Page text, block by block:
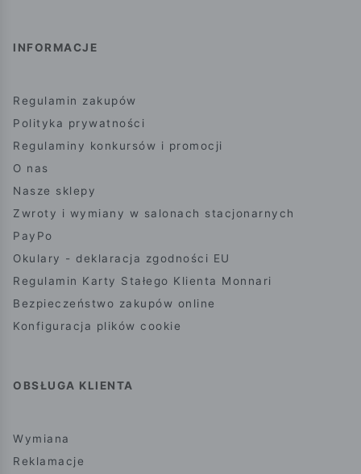
INFORMACJE
Regulamin zakupów
Polityka prywatności
Regulaminy konkursów i promocji
O nas
Nasze sklepy
Zwroty i wymiany w salonach stacjonarnych
PayPo
Okulary - deklaracja zgodności EU
Regulamin Karty Stałego Klienta Monnari
Bezpieczeństwo zakupów online
Konfiguracja plików cookie
OBSŁUGA KLIENTA
Wymiana
Reklamacje